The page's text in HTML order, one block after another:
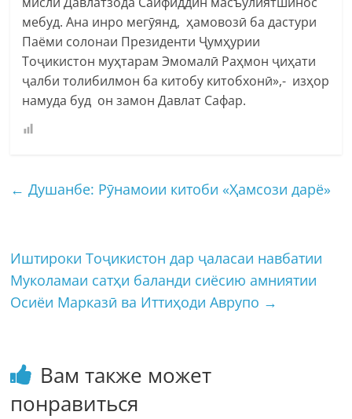
мебуд. Ана инро мегӯянд, ҳамовозӣ ба дастури
Паёми солонаи Президенти Ҷумҳурии
Тоҷикистон муҳтарам Эмомалӣ Раҳмон ҷиҳати
ҷалби толибилмон ба китобу китобхонӣ»,- изҳор
намуда буд он замон Давлат Сафар.
← Душанбе: Рӯнамоии китоби «Ҳамсози дарё»
Иштироки Тоҷикистон дар ҷаласаи навбатии
Муколамаи сатҳи баланди сиёсию амниятии
Осиёи Марказӣ ва Иттиҳоди Аврупо →
Вам также может
понравиться